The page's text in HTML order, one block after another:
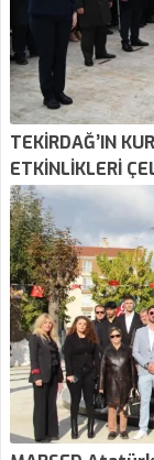
TEKİRDAĞ’IN
ETKİNLİKLERİ